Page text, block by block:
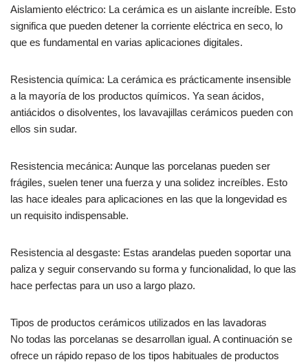
Aislamiento eléctrico: La cerámica es un aislante increíble. Esto
significa que pueden detener la corriente eléctrica en seco, lo
que es fundamental en varias aplicaciones digitales.
Resistencia química: La cerámica es prácticamente insensible
a la mayoría de los productos químicos. Ya sean ácidos,
antiácidos o disolventes, los lavavajillas cerámicos pueden con
ellos sin sudar.
Resistencia mecánica: Aunque las porcelanas pueden ser
frágiles, suelen tener una fuerza y una solidez increíbles. Esto
las hace ideales para aplicaciones en las que la longevidad es
un requisito indispensable.
Resistencia al desgaste: Estas arandelas pueden soportar una
paliza y seguir conservando su forma y funcionalidad, lo que las
hace perfectas para un uso a largo plazo.
Tipos de productos cerámicos utilizados en las lavadoras
No todas las porcelanas se desarrollan igual. A continuación se
ofrece un rápido repaso de los tipos habituales de productos